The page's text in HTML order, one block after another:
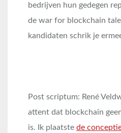
bedrijven hun gedegen
de war for blockchain
kandidaten schrik je
Post scriptum: René
attent dat blockchain
is. Ik plaatste de